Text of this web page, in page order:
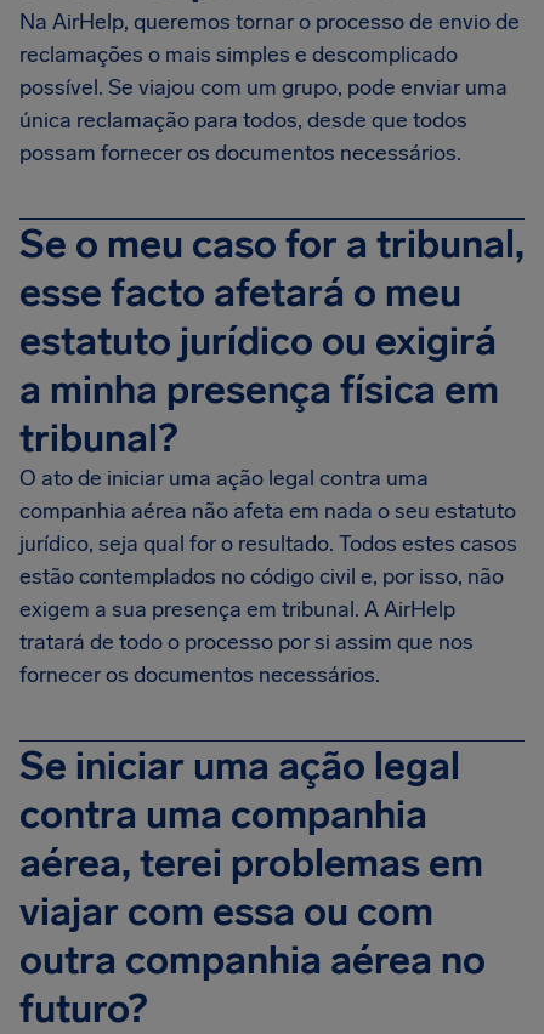
Na AirHelp, queremos tornar o processo de envio de
reclamações o mais simples e descomplicado
possível. Se viajou com um grupo, pode enviar uma
única reclamação para todos, desde que todos
possam fornecer os documentos necessários.
Se o meu caso for a tribunal,
esse facto afetará o meu
estatuto jurídico ou exigirá
a minha presença física em
tribunal?
O ato de iniciar uma ação legal contra uma
companhia aérea não afeta em nada o seu estatuto
jurídico, seja qual for o resultado. Todos estes casos
estão contemplados no código civil e, por isso, não
exigem a sua presença em tribunal. A AirHelp
tratará de todo o processo por si assim que nos
fornecer os documentos necessários.
Se iniciar uma ação legal
contra uma companhia
aérea, terei problemas em
viajar com essa ou com
outra companhia aérea no
futuro?